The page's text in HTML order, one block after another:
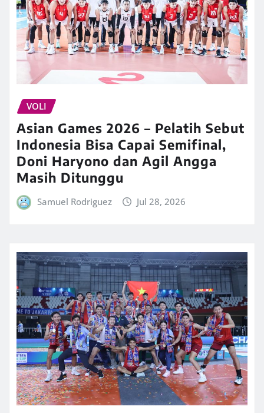
VOLI
Asian Games 2026 – Pelatih Sebut
Indonesia Bisa Capai Semifinal,
Doni Haryono dan Agil Angga
Masih Ditunggu
Samuel Rodriguez Jul 28, 2026